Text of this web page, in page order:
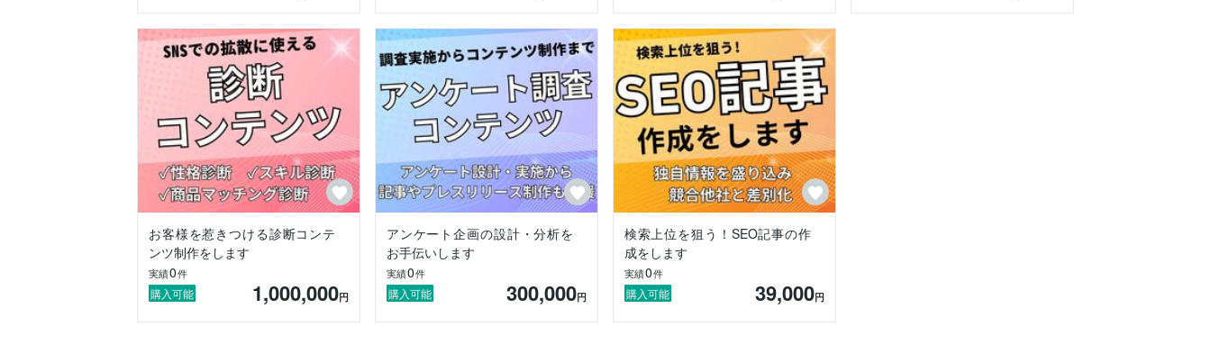
お客様を惹きつける診断コンテ
ンツ制作をします
実績0件
購入可能 1,000,000円
アンケート企画の設計・分析を
お手伝いします
実績0件
購入可能 300,000円
検索上位を狙う！SEO記事の作
成をします
実績0件
購入可能 39,000円